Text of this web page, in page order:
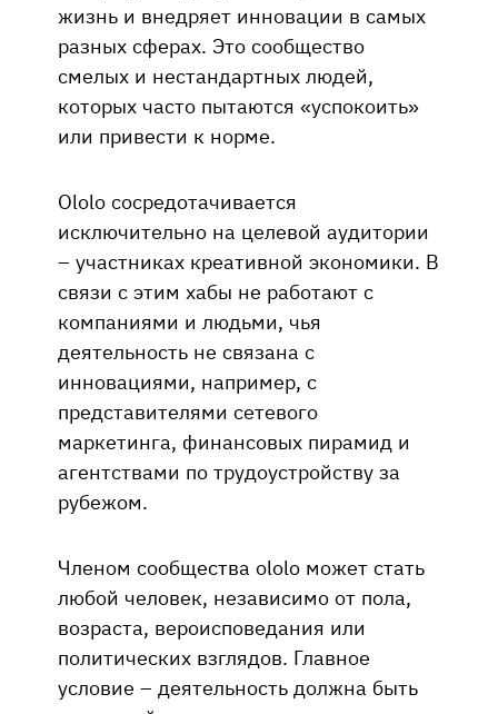
жизнь и внедряет инновации в самых
разных сферах. Это сообщество
смелых и нестандартных людей,
которых часто пытаются «успокоить»
или привести к норме.
Ololo сосредотачивается
исключительно на целевой аудитории
– участниках креативной экономики. В
связи с этим хабы не работают с
компаниями и людьми, чья
деятельность не связана с
инновациями, например, с
представителями сетевого
маркетинга, финансовых пирамид и
агентствами по трудоустройству за
рубежом.
Членом сообщества ololo может стать
любой человек, независимо от пола,
возраста, вероисповедания или
политических взглядов. Главное
условие – деятельность должна быть